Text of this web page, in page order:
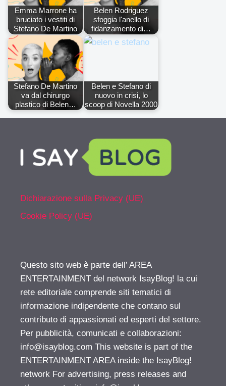
Emma Marrone ha
bruciato i vestiti di
Stefano De Martino
Belen Rodriguez
sfoggia l'anello di
fidanzamento di…
Stefano De Martino
va dal chirurgo
plastico di Belen…
Belen e Stefano di
nuovo in crisi, lo
scoop di Novella 2000
Dichiarazione sulla Privacy (UE)
Cookie Policy (UE)
Questo sito web è parte dell’ AREA
ENTERTAINMENT del network IsayBlog! la cui
rete editoriale comprende siti tematici di
informazione indipendente che contano sul
contributo di appassionati ed esperti del settore.
Per pubblicità, comunicati e collaborazioni:
info@isayblog.com This website is part of the
ENTERTAINMENT AREA inside the IsayBlog!
network For advertising, press releases and